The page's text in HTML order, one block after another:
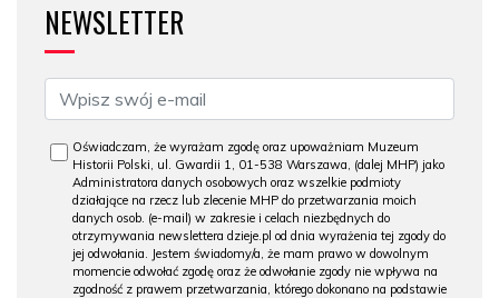
NEWSLETTER
Oświadczam, że wyrażam zgodę oraz upoważniam Muzeum
Historii Polski, ul. Gwardii 1, 01-538 Warszawa, (dalej MHP) jako
Administratora danych osobowych oraz wszelkie podmioty
działające na rzecz lub zlecenie MHP do przetwarzania moich
danych osob. (e-mail) w zakresie i celach niezbędnych do
otrzymywania newslettera dzieje.pl od dnia wyrażenia tej zgody do
jej odwołania. Jestem świadomy/a, że mam prawo w dowolnym
momencie odwołać zgodę oraz że odwołanie zgody nie wpływa na
zgodność z prawem przetwarzania, którego dokonano na podstawie